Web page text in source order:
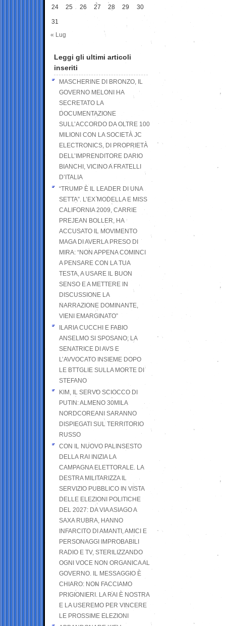
24 25 26 27 28 29 30
31
« Lug
Leggi gli ultimi articoli
inseriti
MASCHERINE DI BRONZO, IL
GOVERNO MELONI HA
SECRETATO LA
DOCUMENTAZIONE
SULL’ACCORDO DA OLTRE 100
MILIONI CON LA SOCIETÀ JC
ELECTRONICS, DI PROPRIETÀ
DELL’IMPRENDITORE DARIO
BIANCHI, VICINO A FRATELLI
D’ITALIA
“TRUMP È IL LEADER DI UNA
SETTA”. L’EX MODELLA E MISS
CALIFORNIA 2009, CARRIE
PREJEAN BOLLER, HA
ACCUSATO IL MOVIMENTO
MAGA DI AVERLA PRESO DI
MIRA: “NON APPENA COMINCI
A PENSARE CON LA TUA
TESTA, A USARE IL BUON
SENSO E A METTERE IN
DISCUSSIONE LA
NARRAZIONE DOMINANTE,
VIENI EMARGINATO”
ILARIA CUCCHI E FABIO
ANSELMO SI SPOSANO; LA
SENATRICE DI AVS E
L’AVVOCATO INSIEME DOPO
LE BTTGLIE SULLA MORTE DI
STEFANO
KIM, IL SERVO SCIOCCO DI
PUTIN: ALMENO 30MILA
NORDCOREANI SARANNO
DISPIEGATI SUL TERRITORIO
RUSSO
CON IL NUOVO PALINSESTO
DELLA RAI INIZIA LA
CAMPAGNA ELETTORALE. LA
DESTRA MILITARIZZA IL
SERVIZIO PUBBLICO IN VISTA
DELLE ELEZIONI POLITICHE
DEL 2027: DA VIA ASIAGO A
SAXA RUBRA, HANNO
INFARCITO DI AMANTI, AMICI E
PERSONAGGI IMPROBABILI
RADIO E TV, STERILIZZANDO
OGNI VOCE NON ORGANICA AL
GOVERNO. IL MESSAGGIO È
CHIARO: NON FACCIAMO
PRIGIONIERI. LA RAI È NOSTRA
E LA USEREMO PER VINCERE
LE PROSSIME ELEZIONI